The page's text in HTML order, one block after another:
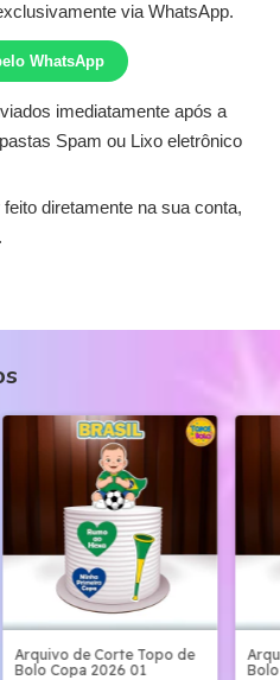
via WhatsApp.
WhatsApp
imediatamente após a
Spam ou Lixo eletrônico
diretamente na sua conta,
.
Arquivo de Corte Topo de
Bolo Copa 2026 01